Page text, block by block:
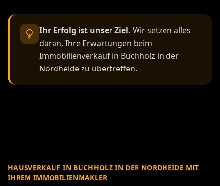
Ihr Erfolg ist unser Ziel. Wir setzen alles
daran, Ihre Erwartungen beim
Immobilienverkauf in Buchholz in der
Nordheide zu übertreffen.
HAUSVERKAUF IN BUCHHOLZ IN DER NORDHEIDE MIT
IHREM IMMOBILIENMAKLER